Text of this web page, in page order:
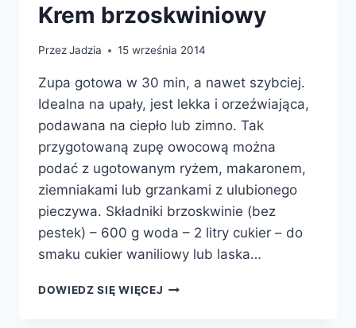
Krem brzoskwiniowy
PrzezJadzia 15 września 2014
Zupa gotowa w 30 min, a nawet szybciej.
Idealna na upały, jest lekka i orzeźwiająca,
podawana na ciepło lub zimno. Tak
przygotowaną zupę owocową można
podać z ugotowanym ryżem, makaronem,
ziemniakami lub grzankami z ulubionego
pieczywa. Składniki brzoskwinie (bez
pestek) – 600 g woda – 2 litry cukier – do
smaku cukier waniliowy lub laska…
DOWIEDZ SIĘ WIĘCEJ KREM